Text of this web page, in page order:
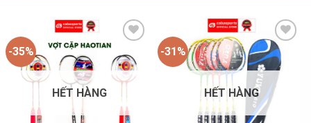
-35%
Wishlist
HẾT HÀNG
-31%
Add to
Wishlist
HẾT HÀNG